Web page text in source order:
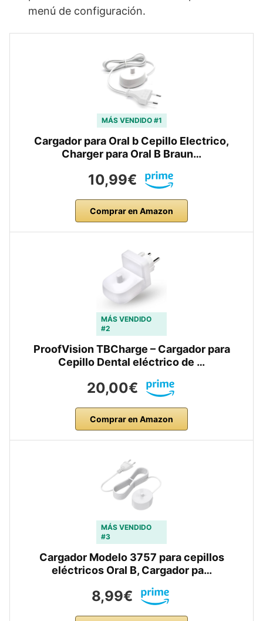
menú de configuración.
MÁS VENDIDO #1
Cargador para Oral b Cepillo Electrico,
Charger para Oral B Braun…
10,99€
Comprar en Amazon
MÁS VENDIDO
#2
ProofVision TBCharge – Cargador para
Cepillo Dental eléctrico de …
20,00€
Comprar en Amazon
MÁS VENDIDO
#3
Cargador Modelo 3757 para cepillos
eléctricos Oral B, Cargador pa…
8,99€